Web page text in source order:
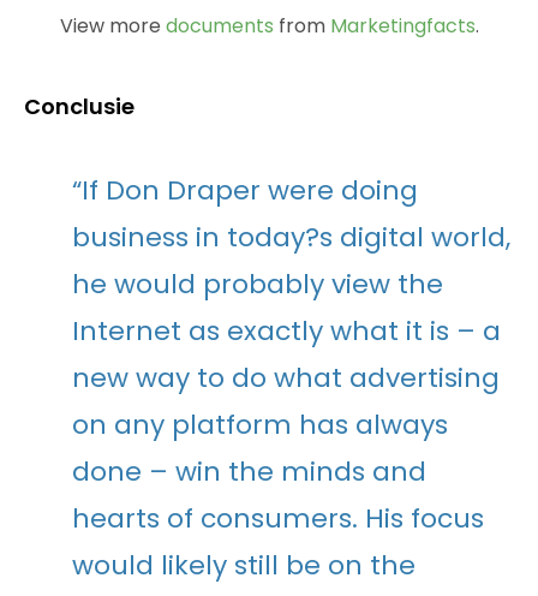
View more documents from Marketingfacts.
Conclusie
“If Don Draper were doing
business in today?s digital world,
he would probably view the
Internet as exactly what it is – a
new way to do what advertising
on any platform has always
done – win the minds and
hearts of consumers. His focus
would likely still be on the